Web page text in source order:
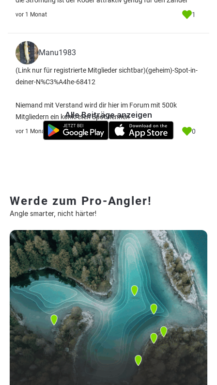
vor 1 Monat 1
Manu1983
(Link nur für registrierte Mitglieder sichtbar)(geheim)-Spot-in-
deiner-N%C3%A4he-68412
Niemand mit Verstand wird dir hier im Forum mit 500k
Mitgliedern ein konkreten Spot nennen
vor 1 Monat 0
Alle Beiträge anzeigen
Werde zum Pro-Angler!
Angle smarter, nicht härter!